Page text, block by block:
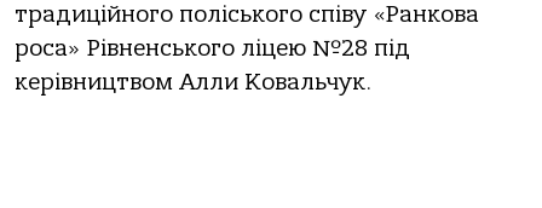
традиційного поліського співу «Ранкова
роса» Рівненського ліцею №28 під
керівництвом Алли Ковальчук.